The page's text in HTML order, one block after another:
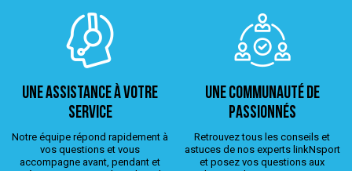
Une assistance à votre
service
Notre équipe répond rapidement à
vos questions et vous
accompagne avant, pendant et
Une Communauté de
passionnés
Retrouvez tous les conseils et
astuces de nos experts linkNsport
et posez vos questions aux